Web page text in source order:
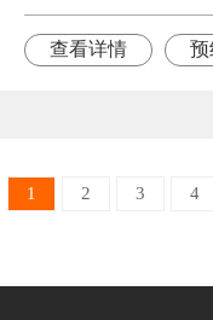
查看详情 预
1 2 3 4